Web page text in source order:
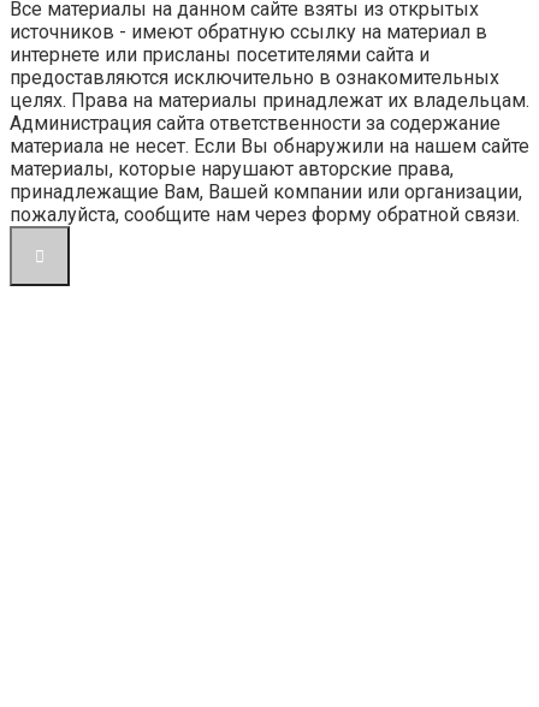
Все материалы на данном сайте взяты из открытых
источников - имеют обратную ссылку на материал в
интернете или присланы посетителями сайта и
предоставляются исключительно в ознакомительных
целях. Права на материалы принадлежат их владельцам.
Администрация сайта ответственности за содержание
материала не несет. Если Вы обнаружили на нашем сайте
материалы, которые нарушают авторские права,
принадлежащие Вам, Вашей компании или организации,
пожалуйста, сообщите нам через форму обратной связи.